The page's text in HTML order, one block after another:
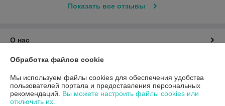
Показать все отзывы
О нас
Контакты
Доставка и оплата
Обработка файлов cookie
Мы используем файлы cookies для обеспечения удобства
пользователей портала и предоставления персональных
рекомендаций. Вы можете настроить файлы cookies или
отключить их.